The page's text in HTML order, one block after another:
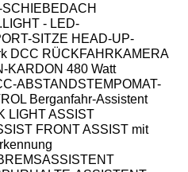
- LED-
SITZE HEAD-UP-
DCC RÜCKFAHRKAMERA
KARDON 480 Watt
ABSTANDSTEMPOMAT-
Berganfahr-Assistent
LIGHT ASSIST
FRONT ASSIST mit